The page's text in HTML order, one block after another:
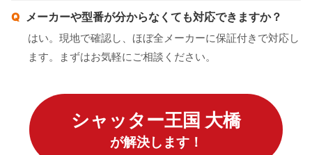
メーカーや型番が分からなくても対応できますか？
はい。現地で確認し、ほぼ全メーカーに保証付きで対応し
ます。まずはお気軽にご相談ください。
シャッター王国 大橋
が解決します！